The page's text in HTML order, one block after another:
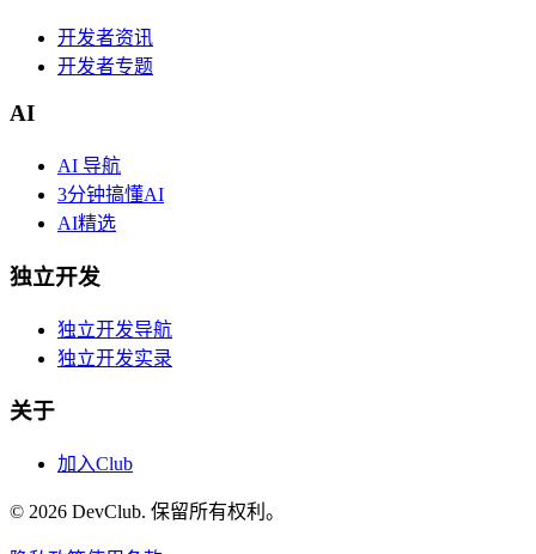
开发者资讯
开发者专题
AI
AI 导航
3分钟搞懂AI
AI精选
独立开发
独立开发导航
独立开发实录
关于
加入Club
© 2026 DevClub. 保留所有权利。